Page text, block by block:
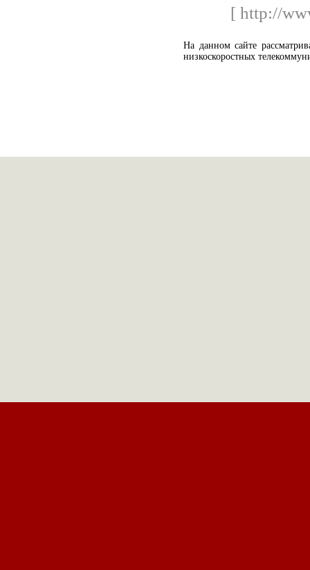
[ http://
На данном сайте
низкоскоростных